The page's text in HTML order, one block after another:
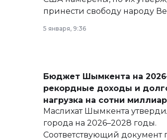
принести свободу народу
5 января, 9:36
Бюджет Шымкента на
рекордные доходы и
нагрузка на сотни
Маслихат Шымкента
города на 2026–2028 годы.
Соответствующий документ